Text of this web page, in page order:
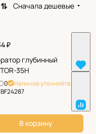
Сначала дешевые
₽
глубинный
35H
0
Наличие уточняйте
BF24287
В корзину